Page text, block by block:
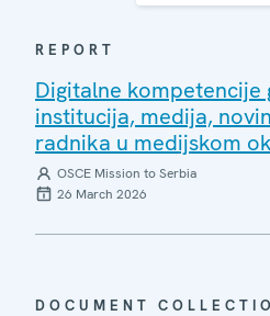
REPORT
Digitalne kompetencije
institucija, medija,
radnika u medijskom
OSCE Mission to Serbia
26 March 2026
DOCUMENT